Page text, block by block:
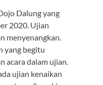
ar
e
Dalung yang
2020. Ujian
menyenangkan.
yang begitu
acara dalam ujian.
ujian kenaikan